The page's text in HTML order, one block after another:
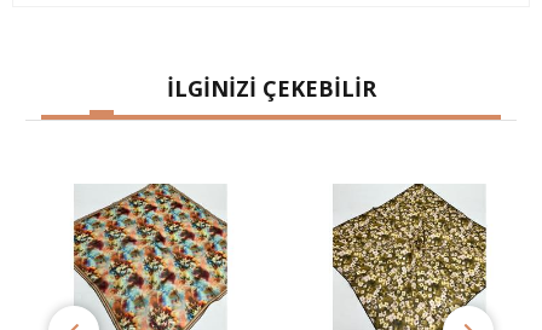
İLGİNİZİ ÇEKEBİLİR